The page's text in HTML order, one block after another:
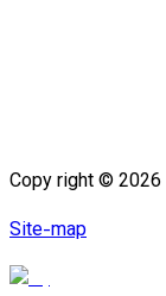
Copy right © 2026
Site-map